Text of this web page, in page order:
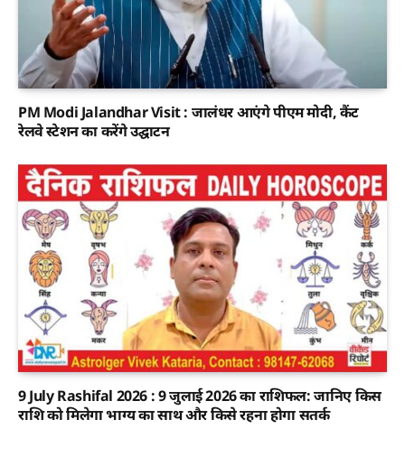
PM Modi Jalandhar Visit : जालंधर आएंगे पीएम मोदी, कैंट
रेलवे स्टेशन का करेंगे उद्घाटन
9 July Rashifal 2026 : 9 जुलाई 2026 का राशिफल: जानिए किस
राशि को मिलेगा भाग्य का साथ और किसे रहना होगा सतर्क